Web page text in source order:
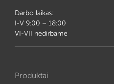
Darbo laikas:
I-V 9:00 – 18:00
VI-VII nedirbame
Produktai